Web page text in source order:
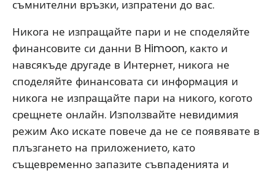
съмнителни връзки, изпратени до вас.
Никога не изпращайте пари и не споделяйте
финансовите си данни В Himoon, както и
навсякъде другаде в Интернет, никога не
споделяйте финансовата си информация и
никога не изпращайте пари на никого, когото
срещнете онлайн. Използвайте невидимия
режим Ако искате повече да не се появявате в
плъзгането на приложението, като
същевременно запазите съвпаденията и